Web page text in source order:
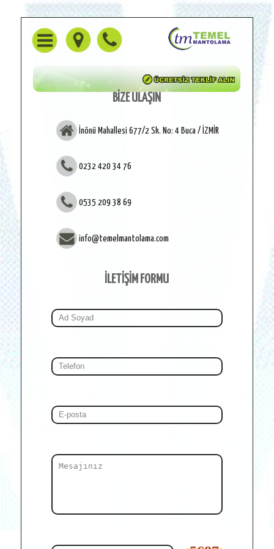
BİZE ULAŞIN
İnönü Mahallesi 677/2 Sk. No: 4 Buca / İZMİR
0232 420 34 76
0535 209 38 69
info@temelmantolama.com
İLETİŞİM FORMU